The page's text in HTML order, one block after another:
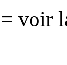
= voir